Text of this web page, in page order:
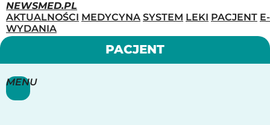
NEWSMED.PL
AKTUALNOŚCI MEDYCYNA SYSTEM LEKI PACJENT E-
WYDANIA
MENU
PACJENT